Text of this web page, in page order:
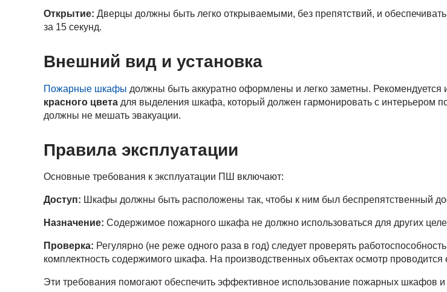
Открытие: Дверцы должны быть легко открываемыми, без препятствий, и обеспечивать
за 15 секунд.
Внешний вид и установка
Пожарные шкафы должны быть аккуратно оформлены и легко заметны. Рекомендуется
красного цвета для выделения шкафа, который должен гармонировать с интерьером
должны не мешать эвакуации.
Правила эксплуатации
Основные требования к эксплуатации ПШ включают:
Доступ: Шкафы должны быть расположены так, чтобы к ним был беспрепятственный
Назначение: Содержимое пожарного шкафа не должно использоваться для других
Проверка: Регулярно (не реже одного раза в год) следует проверять
комплектность содержимого шкафа. На производственных объектах осмотр проводится
Эти требования помогают обеспечить эффективное использование пожарных шкафов и